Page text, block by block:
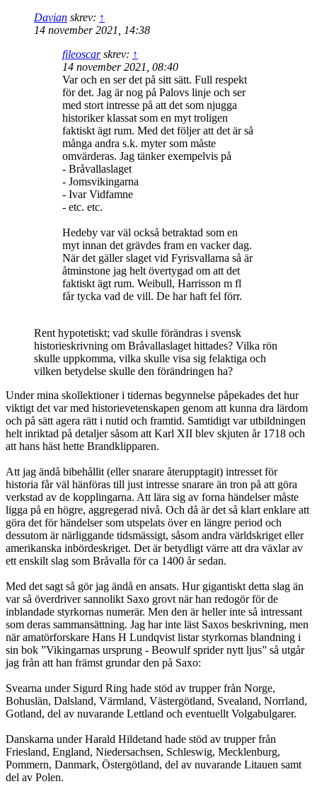
Davian skrev: ↑
14 november 2021, 14:38
fileoscarskrev: ↑
14 november 2021, 08:40
Var och en ser det på sitt sätt. Full respekt
för det. Jag är nog på Palovs linje och ser
med stort intresse på att det som njugga
historiker klassat som en myt troligen
faktiskt ägt rum. Med det följer att det är så
många andra s.k. myter som måste
omvärderas. Jag tänker exempelvis på
- Bråvallaslaget
- Jomsvikingarna
- Ivar Vidfamne
- etc. etc.
Hedeby var väl också betraktad som en
myt innan det grävdes fram en vacker dag.
När det gäller slaget vid Fyrisvallarna så är
åtminstone jag helt övertygad om att det
faktiskt ägt rum. Weibull, Harrisson m fl
får tycka vad de vill. De har haft fel förr.
Rent hypotetiskt; vad skulle förändras i svensk
historieskrivning om Bråvallaslaget hittades? Vilka rön
skulle uppkomma, vilka skulle visa sig felaktiga och
vilken betydelse skulle den förändringen ha?
Under mina skollektioner i tidernas begynnelse påpekades det hur
viktigt det var med historievetenskapen genom att kunna dra lärdom
och på sätt agera rätt i nutid och framtid. Samtidigt var utbildningen
helt inriktad på detaljer såsom att Karl XII blev skjuten år 1718 och
att hans häst hette Brandklipparen.
Att jag ändå bibehållit (eller snarare återupptagit) intresset för
historia får väl hänföras till just intresse snarare än tron på att göra
verkstad av de kopplingarna. Att lära sig av forna händelser måste
ligga på en högre, aggregerad nivå. Och då är det så klart enklare att
göra det för händelser som utspelats över en längre period och
dessutom är närliggande tidsmässigt, såsom andra världskriget eller
amerikanska inbördeskriget. Det är betydligt värre att dra växlar av
ett enskilt slag som Bråvalla för ca 1400 år sedan.
Med det sagt så gör jag ändå en ansats. Hur gigantiskt detta slag än
var så överdriver sannolikt Saxo grovt när han redogör för de
inblandade styrkornas numerär. Men den är heller inte så intressant
som deras sammansättning. Jag har inte läst Saxos beskrivning, men
när amatörforskare Hans H Lundqvist listar styrkornas blandning i
sin bok ”Vikingarnas ursprung - Beowulf sprider nytt ljus” så utgår
jag från att han främst grundar den på Saxo:
Svearna under Sigurd Ring hade stöd av trupper från Norge,
Bohuslän, Dalsland, Värmland, Västergötland, Svealand, Norrland,
Gotland, del av nuvarande Lettland och eventuellt Volgabulgarer.
Danskarna under Harald Hildetand hade stöd av trupper från
Friesland, England, Niedersachsen, Schleswig, Mecklenburg,
Pommern, Danmark, Östergötland, del av nuvarande Litauen samt
del av Polen.